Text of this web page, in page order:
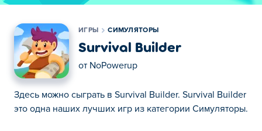
ИГРЫ СИМУЛЯТОРЫ
Survival Builder
от NoPowerup
Здесь можно сыграть в Survival Builder. Survival Builder
это одна наших лучших игр из категории Симуляторы.